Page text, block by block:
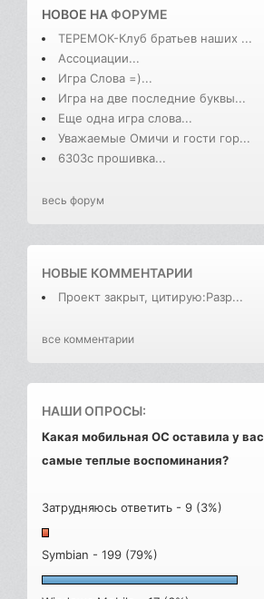
НОВОЕ НАФОРУМЕ
ТЕРЕМОК-Клуб братьев наших ...
Ассоциации...
Игра Слова =)...
Игра на две последние буквы...
Еще одна игра слова...
Уважаемые Омичи и гости гор...
6303с прошивка...
весь форум
НОВЫЕ КОММЕНТАРИИ
Проект закрыт, цитирую:Разр...
все комментарии
НАШИ ОПРОСЫ:
Какая мобильная ОС оставила у вас
самые теплые воспоминания?
Затрудняюсь ответить - 9 (3%)
Symbian - 199 (79%)